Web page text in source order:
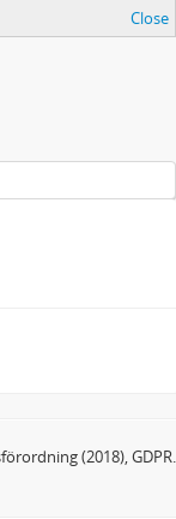
Close
(2018), GDPR.